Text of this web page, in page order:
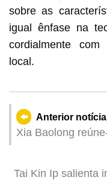
sobre as
igual ênfase na
cordialmente
local.
Anterior notícia
Xia Baolong
sector industrial
Tai Kin Ip salienta